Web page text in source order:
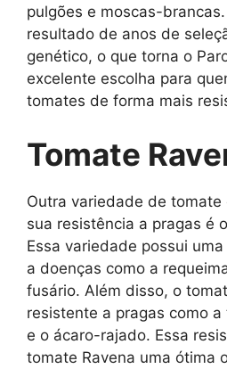
pulgões e moscas-
resultado de anos de
genético, o que torna o
excelente escolha para
tomates de forma mais
Tomate
Outra variedade de
sua resistência a pragas é
Essa variedade possui
a doenças como a
fusário. Além disso, o
resistente a pragas como
e o ácaro-rajado. Essa
tomate Ravena uma ótima